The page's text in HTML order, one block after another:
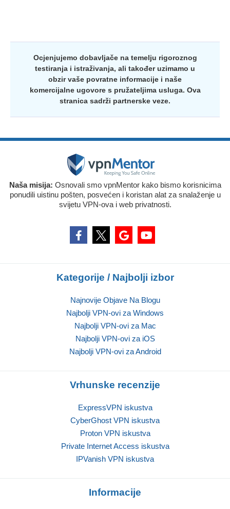
Ocjenjujemo dobavljače na temelju rigoroznog
testiranja i istraživanja, ali također uzimamo u
obzir vaše povratne informacije i naše
komercijalne ugovore s pružateljima usluga. Ova
stranica sadrži partnerske veze.
Naša misija: Osnovali smo vpnMentor kako bismo korisnicima
ponudili uistinu pošten, posvećen i koristan alat za snalaženje u
svijetu VPN-ova i web privatnosti.
Kategorije / Najbolji izbor
Najnovije Objave Na Blogu
Najbolji VPN-ovi za Windows
Najbolji VPN-ovi za Mac
Najbolji VPN-ovi za iOS
Najbolji VPN-ovi za Android
Vrhunske recenzije
ExpressVPN iskustva
CyberGhost VPN iskustva
Proton VPN iskustva
Private Internet Access iskustva
IPVanish VPN iskustva
Informacije